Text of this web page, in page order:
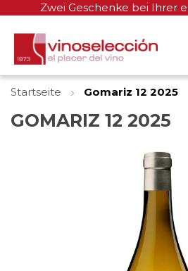
Zwei Geschenke bei Ihrer
Startseite Gomariz 12 2025
GOMARIZ 12 2025